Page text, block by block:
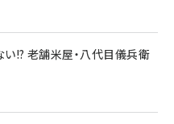
!? 老舗米屋・八代目儀兵衛